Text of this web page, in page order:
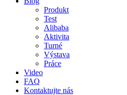
Produkt
Test
Alibaba
Aktivita
Turné
Výstava
Práce
Video
FAQ
Kontaktujte nás